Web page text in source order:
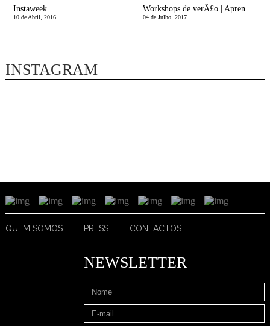
Instaweek
10 de Abril, 2016
Workshops de verÃ£o | Aprender a fazer pÃ£o e mais umas petiscadas
04 de Julho, 2017
INSTAGRAM
QUEM SOMOS PRESS CONTACTOS
NEWSLETTER